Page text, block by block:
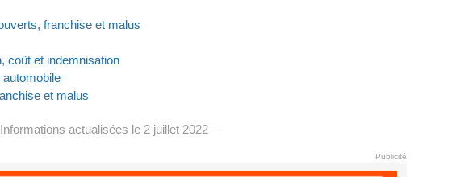
franchise et malus
coût et indemnisation
automobile
et malus
actualisées le 2 juillet 2022 –
Publicité